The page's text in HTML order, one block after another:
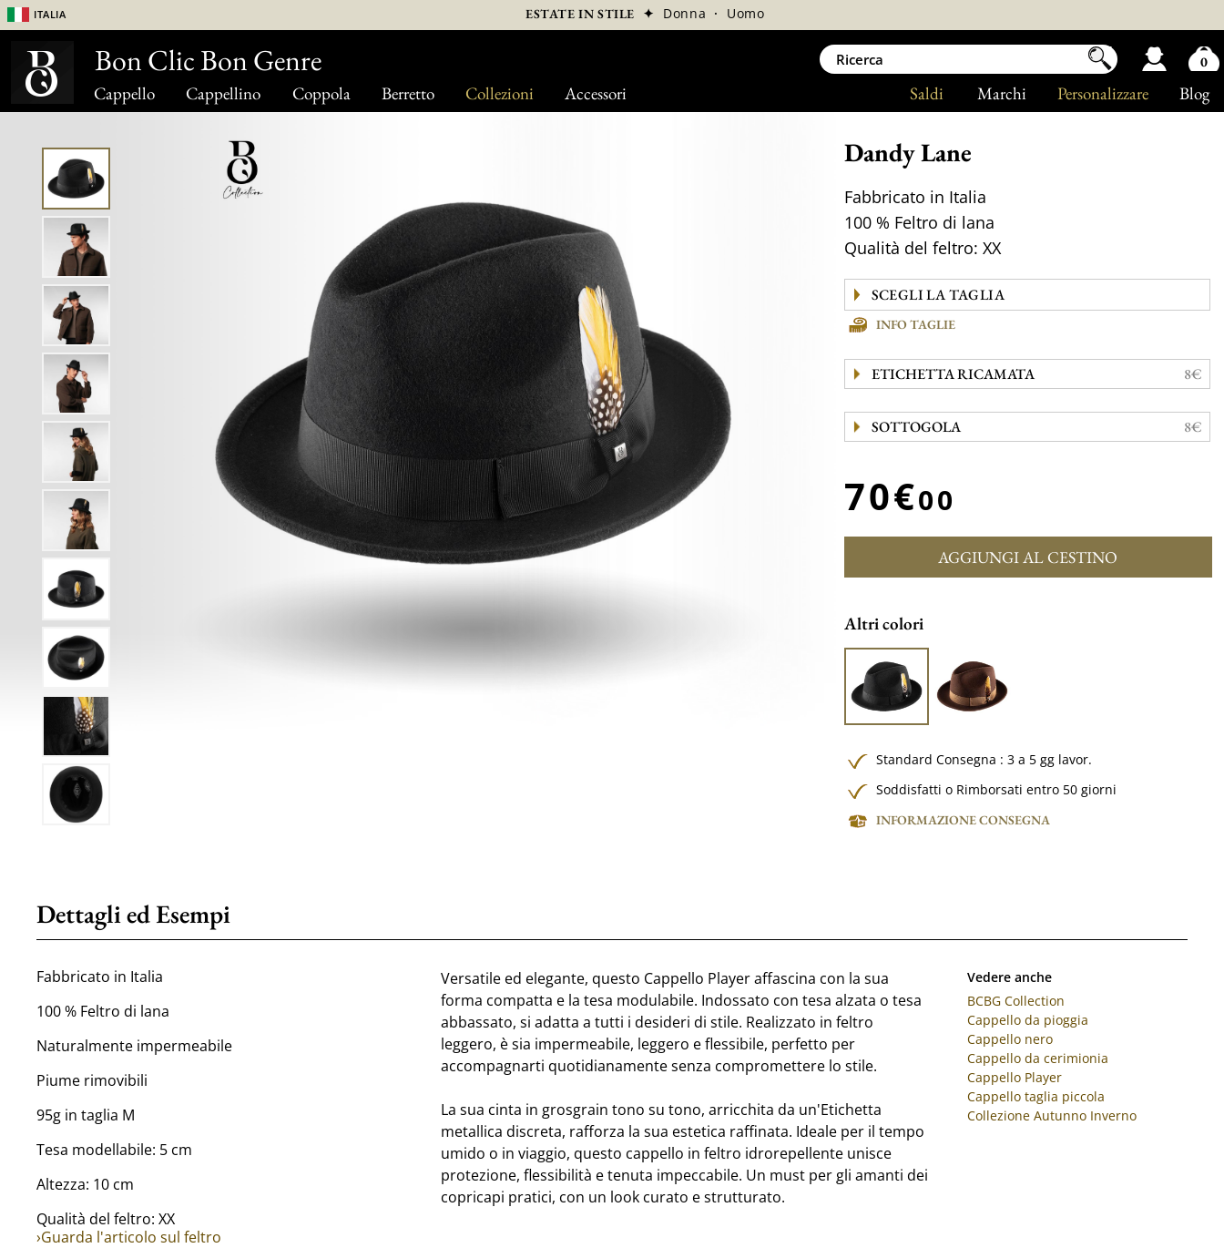
Cappello Cappellino Coppola Berretto Collezioni Accessori Blog
Personalizzare
Marchi
Saldi
Italia ESTATE IN STILE ✦ Donna · Uomo
Dandy Lane
Fabbricato in Italia
100 % Feltro di lana
Qualità del feltro: XX
INFO TAGLIE
ETICHETTA RICAMATA 8€
SOTTOGOLA 8€
70€00
AGGIUNGI AL CESTINO
Altri colori
Standard Consegna : 3 a 5 gg lavor.
Soddisfatti o Rimborsati entro 50 giorni
INFORMAZIONE CONSEGNA
Dettagli ed Esempi
Fabbricato in Italia
100 % Feltro di lana
Naturalmente impermeabile
Piume rimovibili
95g in taglia M
Tesa modellabile: 5 cm
Altezza: 10 cm
Qualità del feltro: XX
›Guarda l'articolo sul feltro
Versatile ed elegante, questo Cappello Player affascina con la sua
forma compatta e la tesa modulabile. Indossato con tesa alzata o tesa
abbassato, si adatta a tutti i desideri di stile. Realizzato in feltro
leggero, è sia impermeabile, leggero e flessibile, perfetto per
accompagnarti quotidianamente senza compromettere lo stile.
La sua cinta in grosgrain tono su tono, arricchita da un'Etichetta
metallica discreta, rafforza la sua estetica raffinata. Ideale per il tempo
umido o in viaggio, questo cappello in feltro idrorepellente unisce
protezione, flessibilità e tenuta impeccabile. Un must per gli amanti dei
copricapi pratici, con un look curato e strutturato.
Vedere anche
BCBG Collection
Cappello da pioggia
Cappello nero
Cappello da cerimionia
Cappello Player
Cappello taglia piccola
Collezione Autunno Inverno
Bon Clic Bon Genre 0